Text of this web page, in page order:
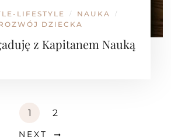
LIFESTYLE / NAUKA /
DZIECKA
z Kapitanem Nauką
1 2
NEXT